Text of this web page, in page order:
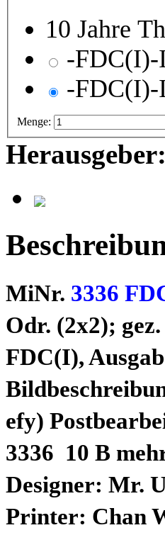
10 Jahre
Menge:
Herausgeber:
MiNr. 3336
Odr. (2x2);
FDC(I),
efy)
3336 10 B
Designer: Mr.
Printer: Chan